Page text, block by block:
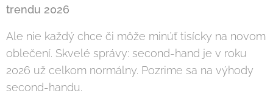
trendu 2026
Ale nie každý chce či môže minúť tisícky na novom
oblečení. Skvelé správy: second-hand je v roku
2026 už celkom normálny. Pozrime sa na výhody
second-handu.